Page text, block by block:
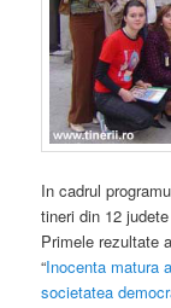
In cadrul
tineri din 12
Primele rezultate
“Inocenta matura
societatea